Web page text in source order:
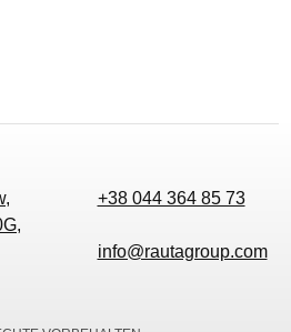
+38 044 364 85 73
info@rautagroup.com